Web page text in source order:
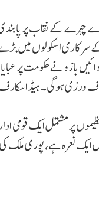
پر اسکارف اور 2010 میں عوام میں پورے چہرے
فرانس کے سرکاری اسکولوں
بازو نے حکومت پر
ورزی ہوگی۔ ہیڈ
پر مشتمل ایک قومی
ایک نعرہ ہے، پوری